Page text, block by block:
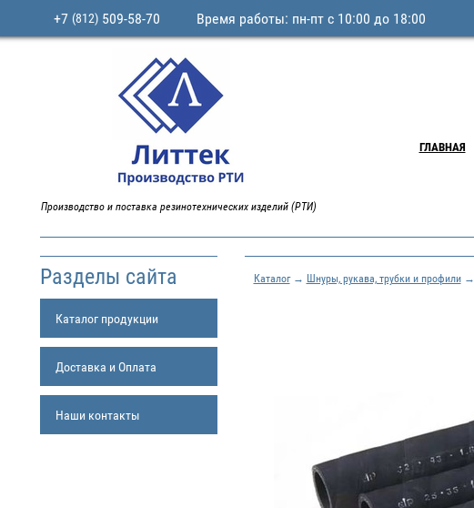
+7 (812)509-58-70 Время работы: пн-пт с 10:00 до 18:00
Производство и поставка резинотехнических изделий (РТИ)
ГЛАВНАЯ
Разделы сайта
Каталог продукции
Доставка и Оплата
Наши контакты
Каталог→ Шнуры, рукава, трубки и профили→